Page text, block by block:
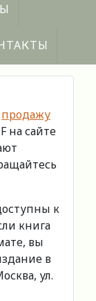
продажу
на сайте
к
книга
вы
в
ул.